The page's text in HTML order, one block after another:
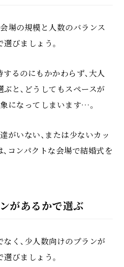
場の規模と人数のバランス
びましょう。
るのにもかかわらず、大人
と、どうしてもスペースが
になってしまいます…。
がいない、または少ないカッ
コンパクトな会場で結婚式を
があるかで選ぶ
く、少人数向けのプランが
びましょう。